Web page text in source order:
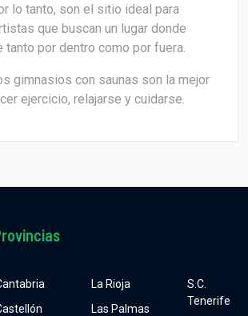
lo tanto, son el sitio ideal para
que buscan un lugar donde
tanto por dentro como por fuera.
gimnasios con saunas son la mejor
ejercicio, relajarse y cuidarse.
La Rioja
Las Palmas
S.C.
Tenerife